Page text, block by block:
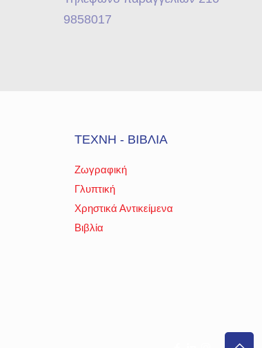
9858017
ΤΕΧΝΗ - ΒΙΒΛΙΑ
Ζωγραφική
Γλυπτική
Χρηστικά Αντικείμενα
Βιβλία